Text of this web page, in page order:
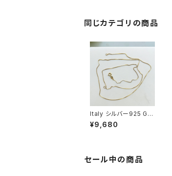
同じカテゴリの商品
Italy シルバー925 GP
ボックスチェーン（76c
m）
¥9,680
セール中の商品